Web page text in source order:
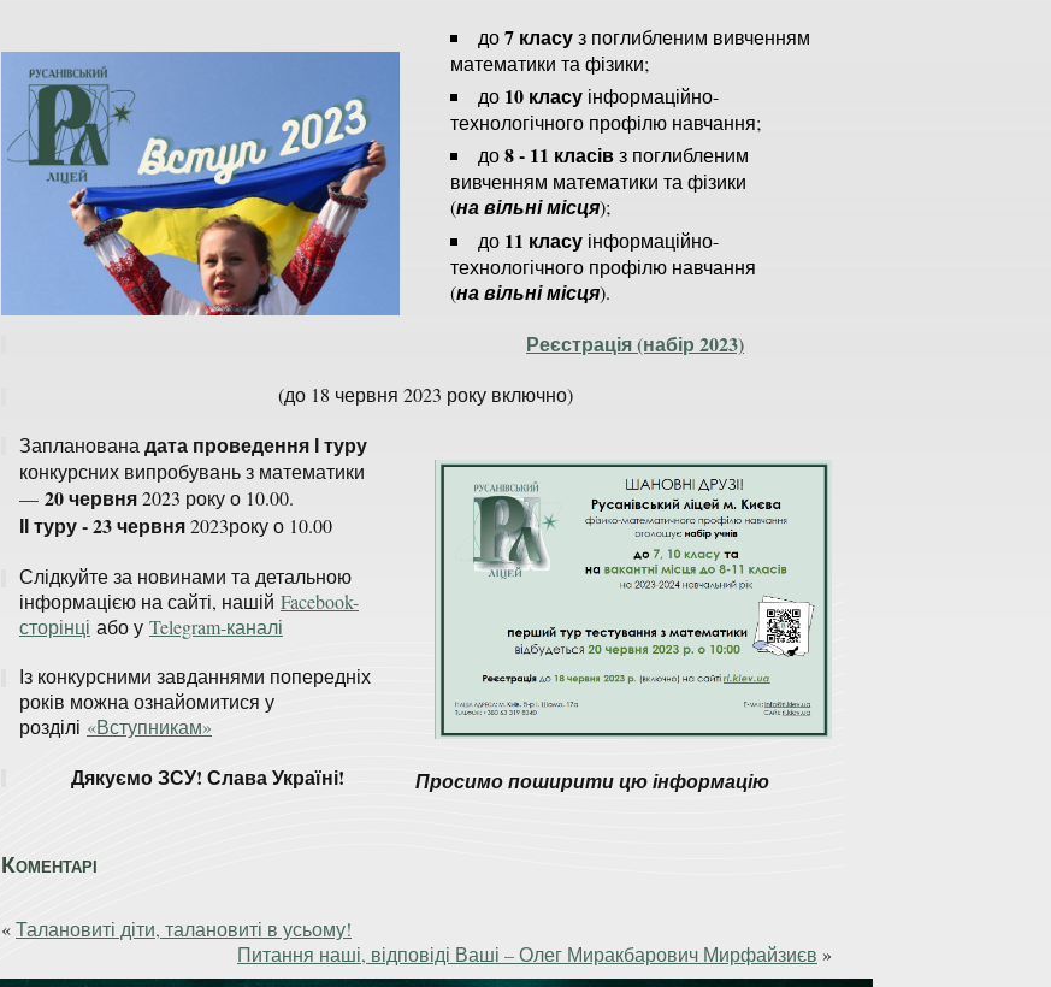
до7 класуз поглибленим вивченням
математики та фізики;
до 10 класу інформаційно-
технологічного профілю навчання;
до8 - 11 класівз поглибленим
вивченням математики та фізики
(на вільні місця);
до 11 класу інформаційно-
технологічного профілю навчання
(на вільні місця).
Реєстрація (набір 2023)
(до 18 червня 2023 року включно)
Просимо поширити цю інформацію
Запланована дата проведення І туру
конкурсних випробувань з математики
— 20 червня2023 року о 10.00.
ІІ туру - 23 червня2023року о 10.00
Слідкуйте за новинами та детальною
інформацією на сайті, нашій Facebook-
сторінці або у Telegram-каналі
Із конкурсними завданнями попередніх
років можна ознайомитися у
розділі «Вступникам»
Дякуємо ЗСУ! Слава Україні!
Коментарі
«Талановиті діти, талановиті в усьому!
Питання наші, відповіді Ваші – Олег Миракбарович Мирфайзиєв »